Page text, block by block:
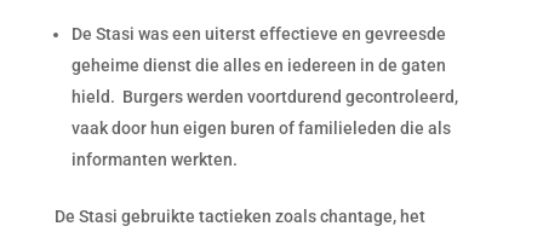
De Stasi was een uiterst effectieve en gevreesde
geheime dienst die alles en iedereen in de gaten
hield. Burgers werden voortdurend gecontroleerd,
vaak door hun eigen buren of familieleden die als
informanten werkten.
De Stasi gebruikte tactieken zoals chantage, het